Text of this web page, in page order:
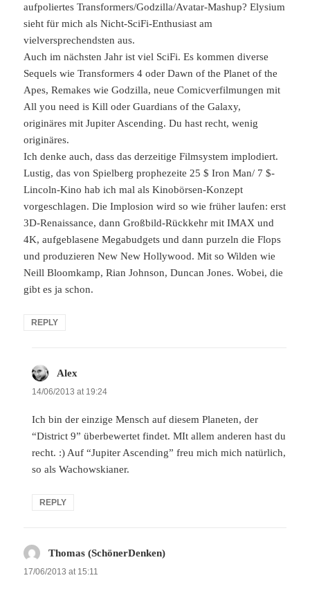
aufpoliertes Transformers/Godzilla/Avatar-Mashup? Elysium
sieht für mich als Nicht-SciFi-Enthusiast am
vielversprechendsten aus.
Auch im nächsten Jahr ist viel SciFi. Es kommen diverse
Sequels wie Transformers 4 oder Dawn of the Planet of the
Apes, Remakes wie Godzilla, neue Comicverfilmungen mit
All you need is Kill oder Guardians of the Galaxy,
originäres mit Jupiter Ascending. Du hast recht, wenig
originäres.
Ich denke auch, dass das derzeitige Filmsystem implodiert.
Lustig, das von Spielberg prophezeite 25 $ Iron Man/ 7 $-
Lincoln-Kino hab ich mal als Kinobörsen-Konzept
vorgeschlagen. Die Implosion wird so wie früher laufen: erst
3D-Renaissance, dann Großbild-Rückkehr mit IMAX und
4K, aufgeblasene Megabudgets und dann purzeln die Flops
und produzieren New New Hollywood. Mit so Wilden wie
Neill Bloomkamp, Rian Johnson, Duncan Jones. Wobei, die
gibt es ja schon.
REPLY
Alex
14/06/2013 at 19:24
Ich bin der einzige Mensch auf diesem Planeten, der
“District 9” überbewertet findet. MIt allem anderen hast du
recht. :) Auf “Jupiter Ascending” freu mich mich natürlich,
so als Wachowskianer.
REPLY
Thomas (SchönerDenken)
17/06/2013 at 15:11